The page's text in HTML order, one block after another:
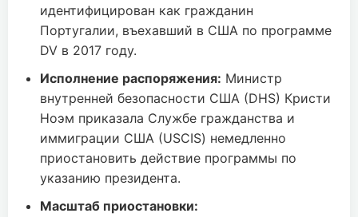
идентифицирован как гражданин
Португалии, въехавший в США по программе
DV в 2017 году.
Исполнение распоряжения: Министр
внутренней безопасности США (DHS) Кристи
Ноэм приказала Службе гражданства и
иммиграции США (USCIS) немедленно
приостановить действие программы по
указанию президента.
Масштаб приостановки: